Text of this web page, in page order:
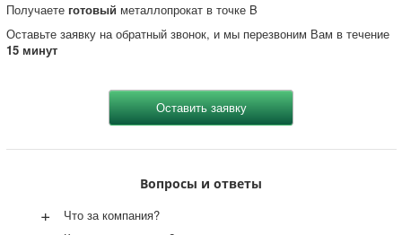
Получаете готовый металлопрокат в точке B
Оставьте заявку на обратный звонок, и мы перезвоним Вам в течение
15 минут
Вопросы и ответы
+ Что за компания?